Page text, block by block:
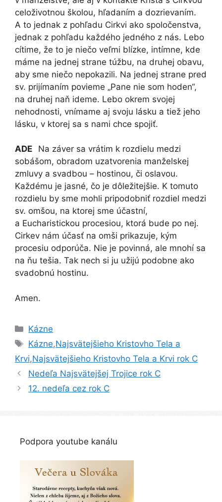
celoživotnou školou, hľadaním a dozrievaním.
A to jednak z pohľadu Cirkvi ako spoločenstva,
jednak z pohľadu každého jedného z nás. Lebo
cítime, že to je niečo veľmi blízke, intímne, kde
máme na jednej strane túžbu, na druhej obavu,
aby sme niečo nepokazili. Na jednej strane pred
sv. prijímaním povieme „Pane nie som hoden“,
na druhej naň ideme. Lebo okrem svojej
nehodnosti, vnímame aj svoju lásku a tiež jeho
lásku, v ktorej sa s nami chce spojiť.
ADE Na záver sa vrátim k rozdielu medzi
sobášom, obradom uzatvorenia manželskej
zmluvy a svadbou – hostinou, či oslavou.
Každému je jasné, čo je dôležitejšie. K tomuto
rozdielu by sme mohli pripodobniť rozdiel medzi
sv. omšou, na ktorej sme účastní,
a Eucharistickou procesiou, ktorá bude po nej.
Cirkev nám účasť na omši prikazuje, kým
procesiu odporúča. Nie je povinná, ale mnohí sa
na ňu tešia. Tak nech si ju užijú podobne ako
svadobnú hostinu.
Amen.
Kategórie
Kázne
Značky
Kázne,Najsvätejšieho Kristovho Tela a
Krvi,Najsvätejšieho Kristovho Tela a Krvi rok C
Navigácia
článkami
Nedeľa Najsvätejšej Trojice rok C
12. nedeľa cez rok C
Podpora youtube kanálu